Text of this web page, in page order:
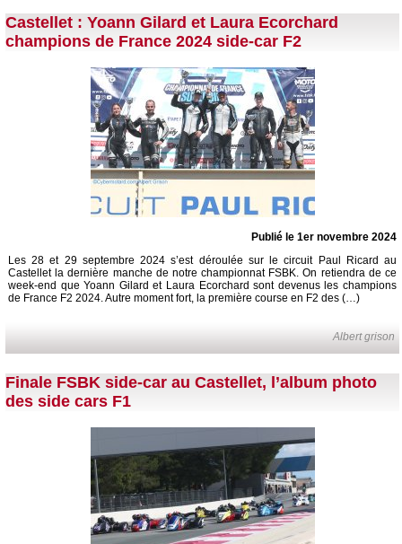
Castellet : Yoann Gilard et Laura Ecorchard
champions de France 2024 side-car F2
Publié le 1er novembre 2024
Les 28 et 29 septembre 2024 s’est déroulée sur le circuit Paul Ricard au
Castellet la dernière manche de notre championnat FSBK. On retiendra de ce
week-end que Yoann Gilard et Laura Ecorchard sont devenus les champions
de France F2 2024. Autre moment fort, la première course en F2 des (…)
Albert grison
Finale FSBK side-car au Castellet, l’album photo
des side cars F1